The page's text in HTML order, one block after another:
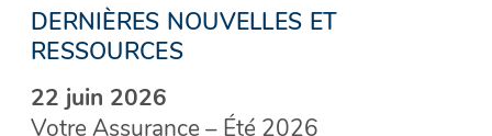
DERNIÈRES NOUVELLES ET
RESSOURCES
22 juin 2026
Votre Assurance – Été 2026